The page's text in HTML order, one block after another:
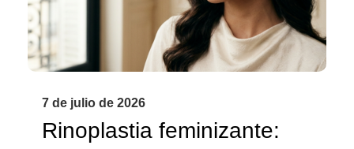
7 de julio de 2026
Rinoplastia feminizante: